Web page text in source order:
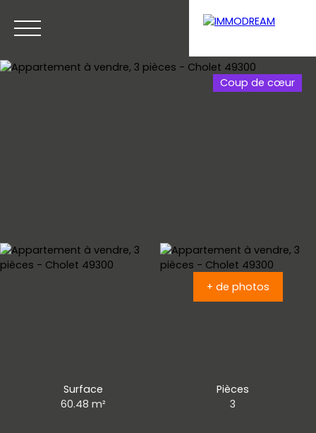
Coup de cœur
+ de photos
Surface
60.48m²
Pièces
3